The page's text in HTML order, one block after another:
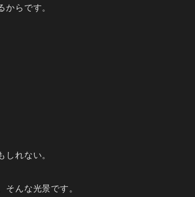
らです。
れない。
んな光景です。